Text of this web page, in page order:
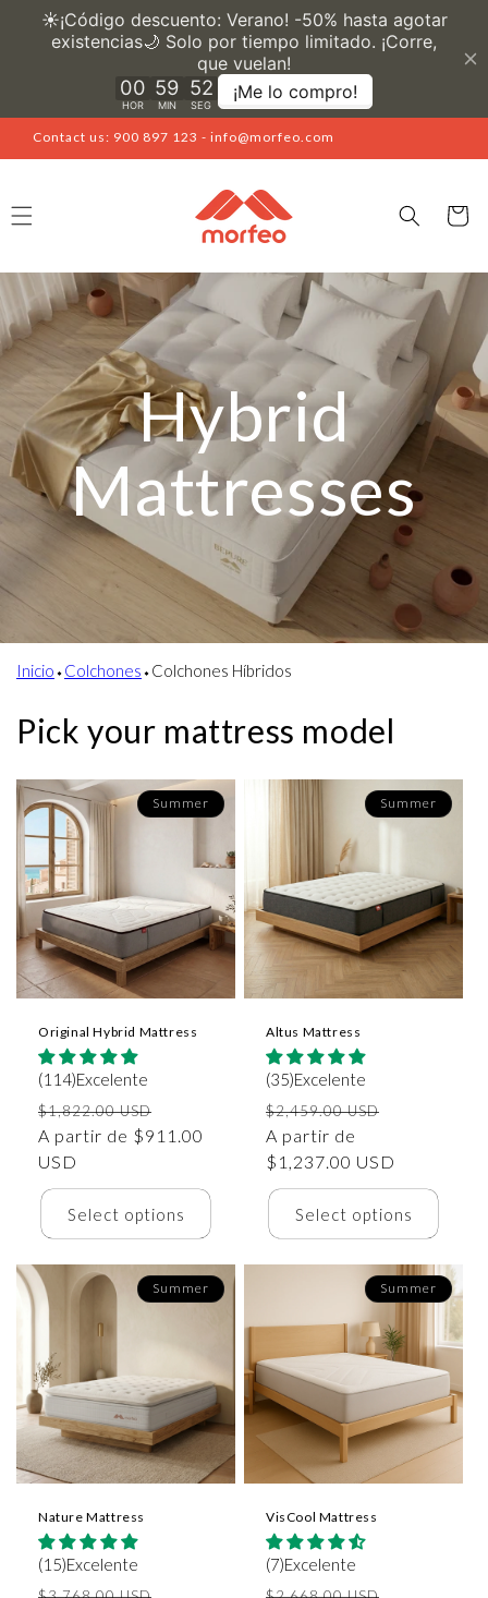
Skip to
content
Contact us: 900 897 123 - info@morfeo.com
Cart
Hybrid
Mattresses
Inicio⬩Colchones⬩Colchones Híbridos
Pick your mattress model
Summer
Original Hybrid Mattress
(114)Excelente
Precio
habitual
$1,822.00 USD
de
A partir de $911.00
USD
Select options
Summer
Altus Mattress
(35)Excelente
Precio
habitual
$2,459.00 USD
oferta
A partir de
$1,237.00 USD
Select options
Summer
Nature Mattress
(15)Excelente
Summer
VisCool Mattress
(7)Excelente